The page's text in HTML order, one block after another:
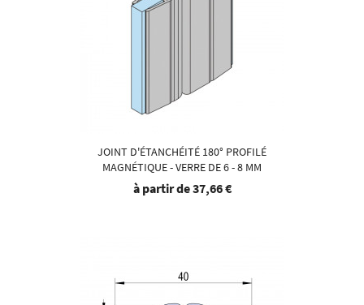
JOINT D'ÉTANCHÉITÉ 180° PROFILÉ
MAGNÉTIQUE - VERRE DE 6 - 8 MM
à partir de37,66 €